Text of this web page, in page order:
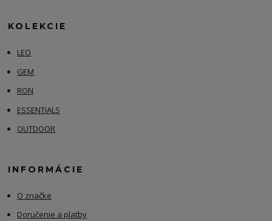
KOLEKCIE
LEO
GEM
RON
ESSENTIALS
OUTDOOR
INFORMÁCIE
O značke
Doručenie a platby